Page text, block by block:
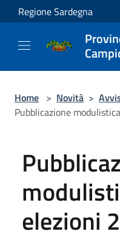
Salta al contenuto principale
Regione Sardegna
Home > Novità >
Pubblicazione
elezioni